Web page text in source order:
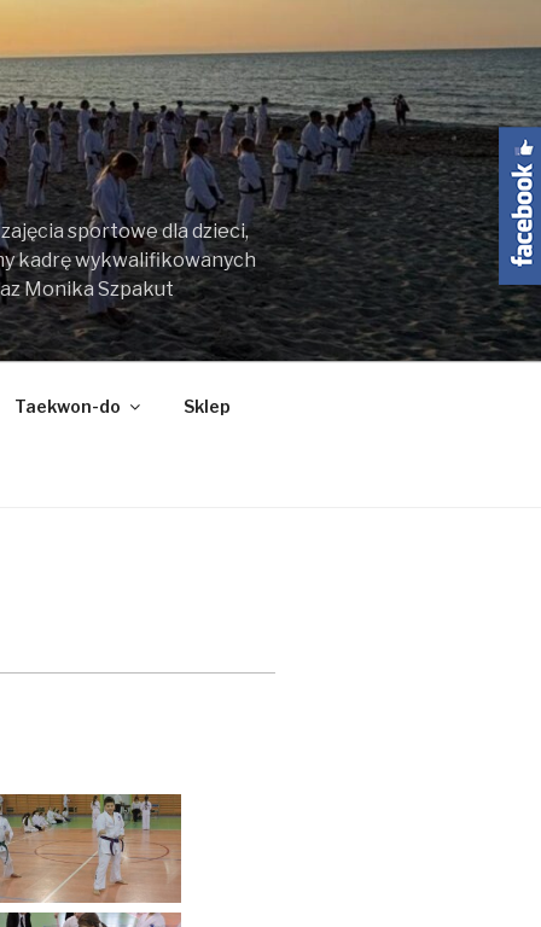
sportowe dla dzieci,
kadrę wykwalifikowanych
Monika Szpakut
Taekwon-do Sklep